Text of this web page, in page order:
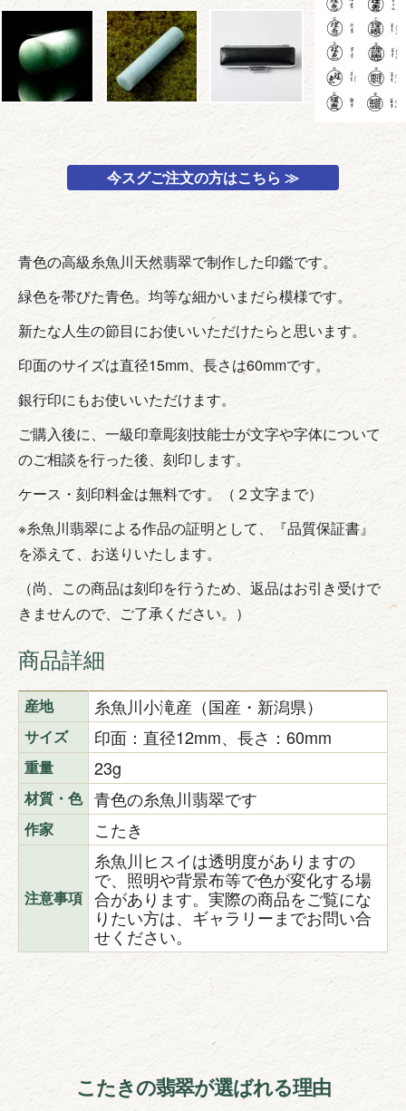
今スグご注文の方はこちら ≫
青色の高級糸魚川天然翡翠で制作した印鑑です。
緑色を帯びた青色。均等な細かいまだら模様です。
新たな人生の節目にお使いいただけたらと思います。
印面のサイズは直径15mm、長さは60mmです。
銀行印にもお使いいただけます。
ご購入後に、一級印章彫刻技能士が文字や字体について
のご相談を行った後、刻印します。
ケース・刻印料金は無料です。（２文字まで）
※糸魚川翡翠による作品の証明として、『品質保証書』
を添えて、お送りいたします。
（尚、この商品は刻印を行うため、返品はお引き受けで
きませんので、ご了承ください。）
商品詳細
産地 糸魚川小滝産（国産・新潟県）
サイズ 印面：直径12mm、長さ：60mm
重量 23g
材質・色 青色の糸魚川翡翠です
作家 こたき
注意事項
糸魚川ヒスイは透明度がありますの
で、照明や背景布等で色が変化する場
合があります。実際の商品をご覧にな
りたい方は、ギャラリーまでお問い合
せください。
こたきの翡翠が選ばれる理由